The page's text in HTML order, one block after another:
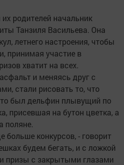
родителей начальник
Танзиля Васильева. Она
летнего настроения, чтобы
принимая участие в
хватит на всех.
и меняясь друг с
стали рисовать то, что
был дельфин плывущий по
присевшая на бутон цветка, а
поляне.
больше конкурсов, - говорит
будем бегать, и с ложкой
призы с закрытыми глазами